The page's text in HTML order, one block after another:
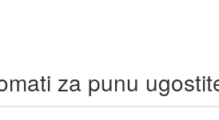
za punu